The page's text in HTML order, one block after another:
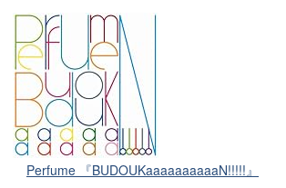
Perfume 『BUDOUKaaaaaaaaaaN!!!!!』